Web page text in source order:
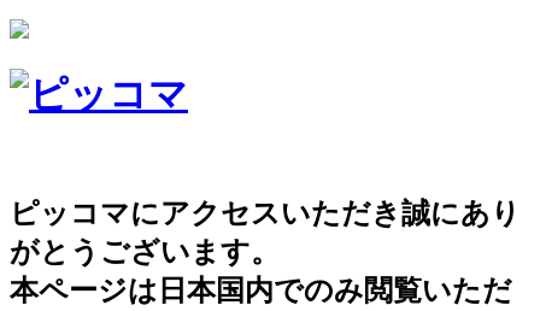
ピッコマにアクセスいただき誠にあり
がとうございます。
本ページは日本国内でのみ閲覧いただ